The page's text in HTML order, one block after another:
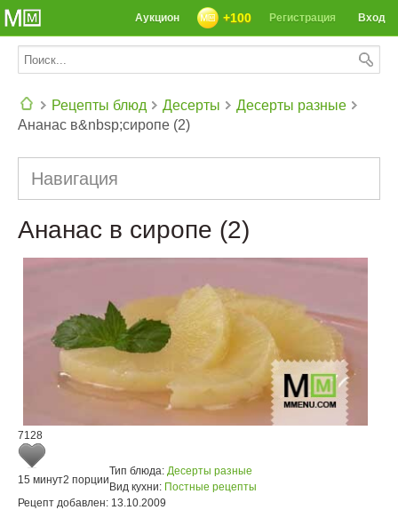
Вход
Регистрация
+100
Аукцион
Рецепты блюд Десерты
Десерты разные
Ананас в&nbsp;сиропе (2)
Навигация
Ананас в сиропе (2)
7128
15 минут2 порции
Тип блюда: Десерты разные
Вид кухни: Постные рецепты
Рецепт добавлен: 13.10.2009